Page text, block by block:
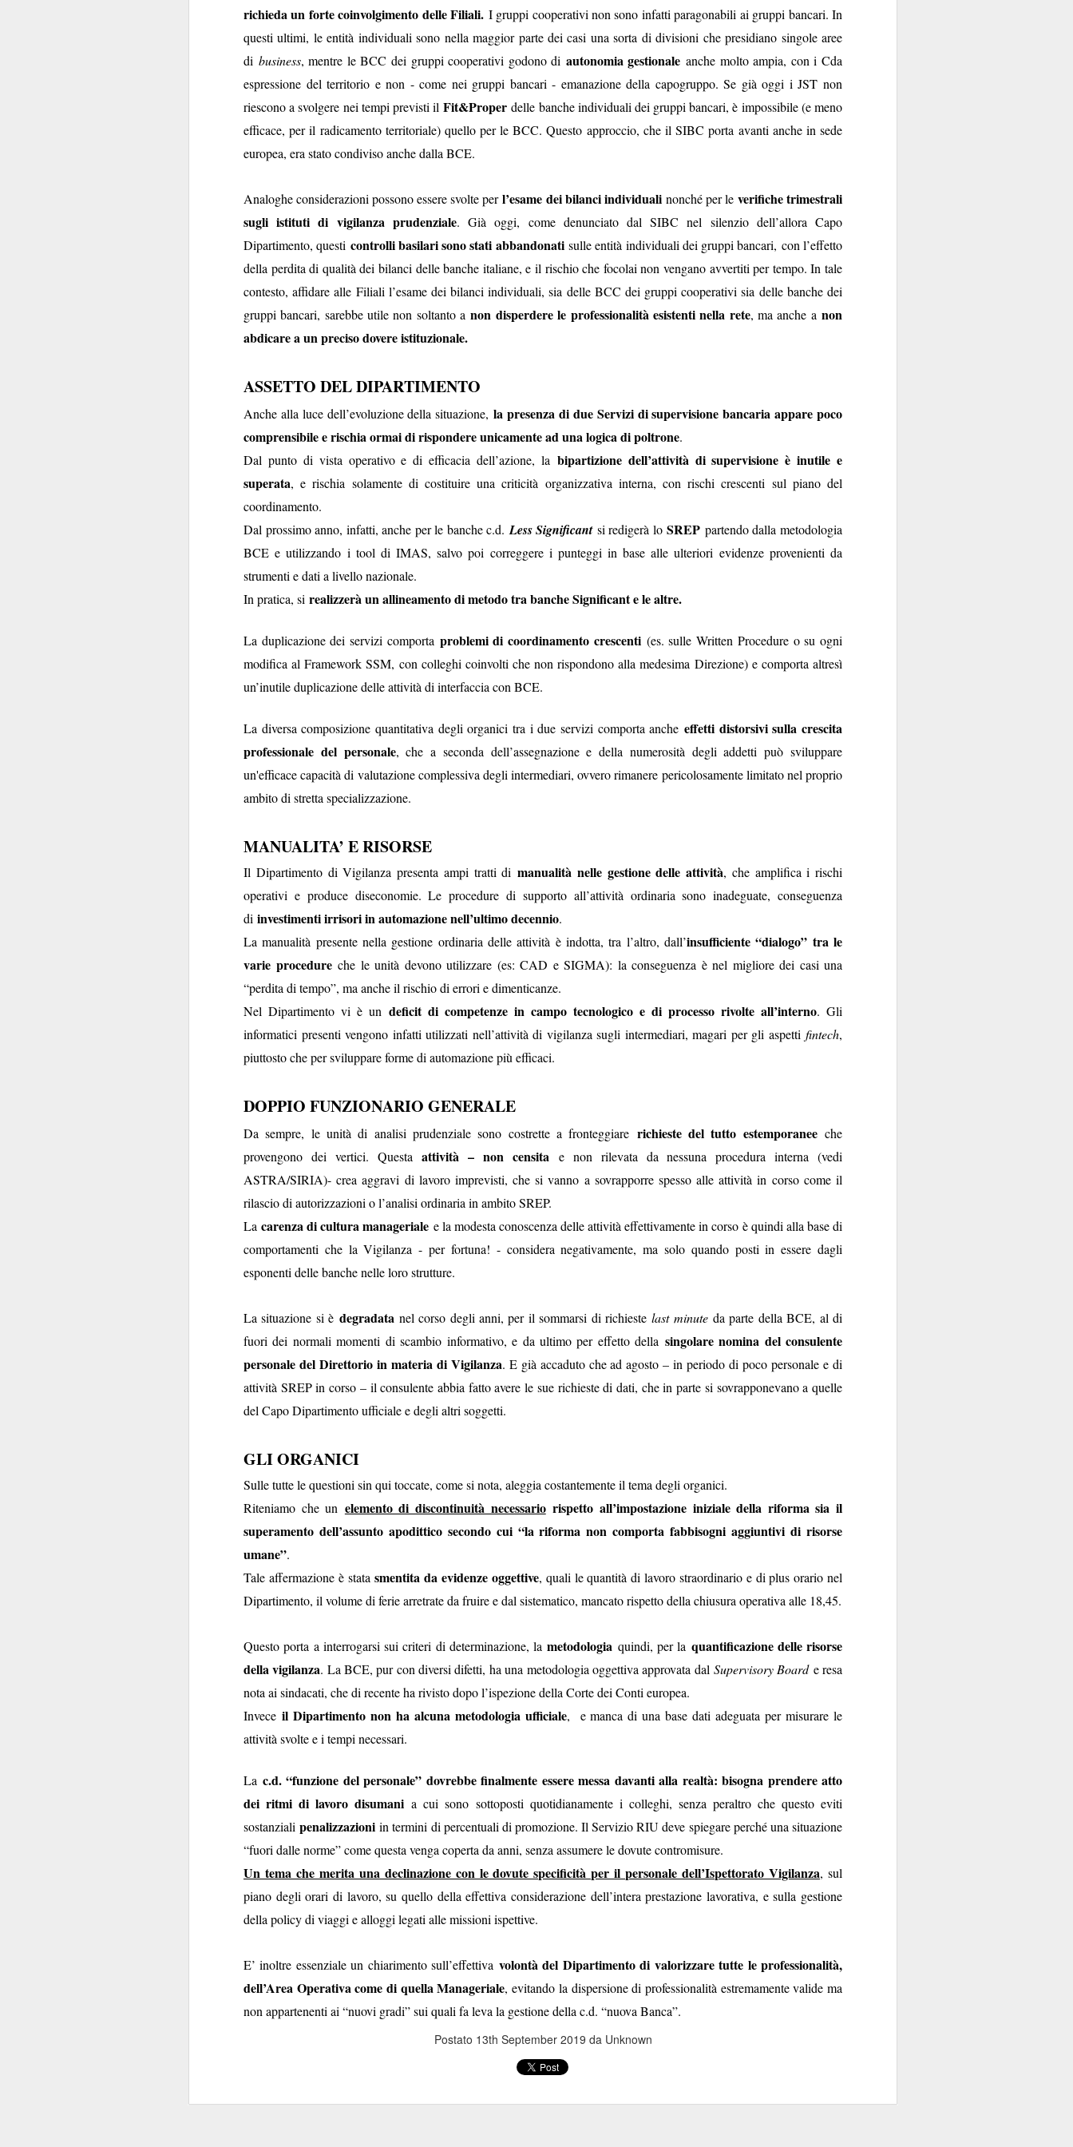
richieda un forte coinvolgimento delle Filiali. I gruppi cooperativi non sono infatti paragonabili ai gruppi bancari. In
questi ultimi, le entità individuali sono nella maggior parte dei casi una sorta di divisioni che presidiano singole aree
di business, mentre le BCC dei gruppi cooperativi godono di autonomia gestionale anche molto ampia, con i Cda
espressione del territorio e non - come nei gruppi bancari - emanazione della capogruppo. Se già oggi i JST non
riescono a svolgere nei tempi previsti ilFit&Proper delle banche individuali dei gruppi bancari, è impossibile (e meno
efficace, per il radicamento territoriale) quello per le BCC. Questo approccio, che il SIBC porta avanti anche in sede
europea, era stato condiviso anche dalla BCE.
Analoghe considerazioni possono essere svolte perl’esame dei bilanci individualinonché per le verifiche trimestrali
sugli istituti di vigilanza prudenziale. Già oggi, come denunciato dal SIBC nel silenzio dell’allora Capo
Dipartimento, questi controlli basilari sono stati abbandonatisulle entità individuali dei gruppi bancari, con l’effetto
della perdita di qualità dei bilanci delle banche italiane, e il rischio che focolai non vengano avvertiti per tempo. In tale
contesto, affidare alle Filiali l’esame dei bilanci individuali, sia delle BCC dei gruppi cooperativi sia delle banche dei
gruppi bancari, sarebbe utile non soltanto anon disperdere le professionalità esistenti nella rete, ma anche anon
abdicare a un preciso dovere istituzionale.
ASSETTO DEL DIPARTIMENTO
Anche alla luce dell’evoluzione della situazione,la presenza di due Servizi di supervisione bancaria appare poco
comprensibile e rischia ormai di rispondere unicamente ad una logica di poltrone.
Dal punto di vista operativo e di efficacia dell’azione, la bipartizione dell’attività di supervisione è inutile e
superata, e rischia solamente di costituire una criticità organizzativa interna, con rischi crescenti sul piano del
coordinamento.
Dal prossimo anno, infatti, anche per le banche c.d. Less Significant si redigerà loSREP partendo dalla metodologia
BCE e utilizzando i tool di IMAS, salvo poi correggere i punteggi in base alle ulteriori evidenze provenienti da
strumenti e dati a livello nazionale.
In pratica, si realizzerà un allineamento di metodo tra banche Significant e le altre.
La duplicazione dei servizi comporta problemi di coordinamento crescenti(es. sulle Written Procedure o su ogni
modifica al Framework SSM, con colleghi coinvolti che non rispondono alla medesima Direzione) e comporta altresì
un’inutile duplicazione delle attività di interfaccia con BCE.
La diversa composizione quantitativa degli organici tra i due servizi comporta anche effetti distorsivi sulla crescita
professionale del personale, che a seconda dell’assegnazione e della numerosità degli addetti può sviluppare
un'efficace capacità di valutazione complessiva degli intermediari, ovvero rimanere pericolosamente limitato nel proprio
ambito di stretta specializzazione.
MANUALITA’ E RISORSE
Il Dipartimento di Vigilanza presenta ampi tratti di manualità nelle gestione delle attività, che amplifica i rischi
operativi e produce diseconomie. Le procedure di supporto all’attività ordinaria sono inadeguate, conseguenza
di investimenti irrisori in automazione nell’ultimo decennio.
La manualità presente nella gestione ordinaria delle attività è indotta, tra l’altro, dall’insufficiente “dialogo” tra le
varie procedureche le unità devono utilizzare (es: CAD e SIGMA): la conseguenza è nel migliore dei casi una
“perdita di tempo”, ma anche il rischio di errori e dimenticanze.
Nel Dipartimento vi è un deficit di competenze in campo tecnologico e di processo rivolte all’interno. Gli
informatici presenti vengono infatti utilizzati nell’attività di vigilanza sugli intermediari, magari per gli aspetti fintech,
piuttosto che per sviluppare forme di automazione più efficaci.
DOPPIO FUNZIONARIO GENERALE
Da sempre, le unità di analisi prudenziale sono costrette a fronteggiare richieste del tutto estemporaneeche
provengono dei vertici. Questaattività – non censita e non rilevata da nessuna procedura interna (vedi
ASTRA/SIRIA)- crea aggravi di lavoro imprevisti, che si vanno a sovrapporre spesso alle attività in corso come il
rilascio di autorizzazioni o l’analisi ordinaria in ambito SREP.
Lacarenza di cultura manageriale e la modesta conoscenza delle attività effettivamente in corso è quindi alla base di
comportamenti che la Vigilanza - per fortuna! - considera negativamente, ma solo quando posti in essere dagli
esponenti delle banche nelle loro strutture.
La situazione si è degradata nel corso degli anni, per il sommarsi di richiestelast minuteda parte della BCE, al di
fuori dei normali momenti di scambio informativo, e da ultimo per effetto della singolare nomina del consulente
personale del Direttorio in materia di Vigilanza. E già accaduto che ad agosto – in periodo di poco personale e di
attività SREP in corso – il consulente abbia fatto avere le sue richieste di dati, che in parte si sovrapponevano a quelle
del Capo Dipartimento ufficiale e degli altri soggetti.
GLI ORGANICI
Sulle tutte le questioni sin qui toccate, come si nota, aleggia costantemente il tema degli organici.
Riteniamo che un elemento di discontinuità necessariorispetto all’impostazione iniziale della riforma sia il
superamento dell’assunto apodittico secondo cui “la riforma non comporta fabbisogni aggiuntivi di risorse
umane”.
Tale affermazione è statasmentita da evidenze oggettive, quali le quantità di lavoro straordinario e di plus orario nel
Dipartimento, il volume di ferie arretrate da fruire e dal sistematico, mancato rispetto della chiusura operativa alle 18,45.
Questo porta a interrogarsi sui criteri di determinazione, lametodologia quindi, per la quantificazione delle risorse
della vigilanza. La BCE, pur con diversi difetti, ha una metodologia oggettiva approvata dal Supervisory Board e resa
nota ai sindacati, che di recente ha rivisto dopo l’ispezione della Corte dei Conti europea.
Invece il Dipartimento non ha alcuna metodologia ufficiale, e manca di una base dati adeguata per misurare le
attività svolte e i tempi necessari.
La c.d. “funzione del personale” dovrebbe finalmente essere messa davanti alla realtà: bisogna prendere atto
dei ritmi di lavoro disumani a cui sono sottoposti quotidianamente i colleghi, senza peraltro che questo eviti
sostanzialipenalizzazioni in termini di percentuali di promozione. Il Servizio RIU deve spiegare perché una situazione
“fuori dalle norme” come questa venga coperta da anni, senza assumere le dovute contromisure.
Un tema che merita una declinazione con le dovute specificità per il personale dell’Ispettorato Vigilanza, sul
piano degli orari di lavoro, su quello della effettiva considerazione dell’intera prestazione lavorativa, e sulla gestione
della policy di viaggi e alloggi legati alle missioni ispettive.
E’ inoltre essenziale un chiarimento sull’effettiva volontà del Dipartimento di valorizzare tutte le professionalità,
dell’Area Operativa come di quella Manageriale, evitando la dispersione di professionalità estremamente valide ma
non appartenenti ai “nuovi gradi” sui quali fa leva la gestione della c.d. “nuova Banca”.
Postato 13th September 2019 da Unknown
della patria”: cariche politiche a tutti gli effetti, con sottintesivincoli reciprocifra le parti contraenti.
La commistione è quindi biunivoca , a 360 gradi. E l’indipendenza diventa una parvenza per anime belle. Il
silenzio di queste settimane nasconderebbe quindi un'attenzione totale a tutt'altro, tipo valutare in extremis come
"
", per non essere tagliati fuori da nomine future: insomma, il vero lavoro
che si fa con gusto a certi
livelli.Delle carriere del personale gli interessa poco, se il 25 settembre è a rischio la loro.
Comunque la pensiate, buon voto a tutti.
WELFARE - LE CIAMBELLE SENZA BUCHING
WelfareLe ciambelle senza
Buching
Il groviglio di interessi sull'assicurazione
Non tutte le ciambelle riescono col buco (al massimo, col buching).La
Banca poteva sperare che nessuno si accorgesse che la versione di
Booking.com sbandierata sul portale welfare fosse una
versione praticamentefake, e le è andata male. Poteva sperare che ad
favori
, e con il SIBC le va malissimo. Poteva sperare che, preda della
calura estiva, ci bevessimo le storielle della mail ferragostana che ci è stata
inviata, e invece non solo non ce le siamo bevute, ma
contestualmentepersinoBechis(!) ha per una volta evidenziato il
trappola e costi addirittura superiori a quelli medi praticati sul
mercato”),mettendo anche in luce un fatto importante.
Costretta a riconoscere, nella sua lettera di risposta, che “
il portale Booking
è stato inserito” sul sito Eudaimon “
è stata voluta dal SIBC e (poche) Organizzazioni sindacali. La
il vero Booking
suo specchio poco
fedele, in termini di prezzi, varietà di soluzioni, condizioni di recesso, obbligo diassicurazione. Uno specchio
intermediato da una società chiamata Tantosvago.
A volersi svagare un po’ pure noi, il testo della Banca è esilarante per le espressioni studiatamente melliflue
il portale ha alcune peculiarità che qualificano l’offerta”: peccato che
peculiarità come prezzi più alti, cancellazioni più onerose, obbligo di assicurazione
“squalificano” l’offerta.
Attenzione poi a questa frase: “la società Tantosvago curaesclusivamente l’integrazione tecnica tra l’offerta di
Eudaimon e Booking”. Siamo un Paese parecchio malmesso, se ancora non abbiamo capito che
tassa di cancellazione, l’assicurazione obbligatoria, l’applicazione di tempi e penalità di cancellazione diverse da
quelle di Booking, la scelta tra un numero di strutture molto inferiore a quella di Booking ufficiale.
Al di là di queste ammissioni, c’è poi la parte che immaginiamo sia stata scritta direttamente da Tantosvago,
perché se l’avesse scritta la Banca sarebbe inquietante:
“la dinamicità dei prezzi presentisul portale risente delle prassi di mercato che consentono agli operatori di
variare la propria offerta”; ma nessuno ha mai contestato la “dinamicità” dei prezzi, ma la loro sistematica
“superiorità”, e non per pochi spiccioli, rispetto a Booking;
l’assicurazione obbligatoria è utile
dalla cancellazione, ma questo non lo dicono). Che sia “utile”, è sicuro, ma a
concedevouchera tempo determinato su offerte limitate e
onerose.
A chiusura, l'ecumenica rassicurazione che “
la Banca verifica
trimestralmente, incontra il contraente per definire, ove
santa pace, ci volete dire con
ca costante”? Sono state assunte
, la indica l’articolo di Bechis
l'assicurazione
obbligatoria impostaper i viaggi prenotati sul portale del welfare della Banca d’Italiaè quella di UnipolSai. E
assicurativa…Adesso è UnipolSai ad avere in mano uno strumento del welfare aziendale dei dipendenti della
Banca d'Italia che obbliga per i viaggi ad essere assicurati proprio con la stessacompagnia che è vigilata
dall’IVASS
… parzialmente integrata con la Banca d’Italia”.
Insomma, un bel groviglio di interessi, che potrebbe anche spiegare perché una difesa tanto risoluta di
Tantosvago, e perché certi silenzi sul tema di soggetti altrimenti ciarlieri, pensando agliambienti politico-
sindacaliche tradizionalmente hanno sempre espresso i vertici di Unipol, ambienti perfettamente
Una coincidenza, ovviamente, come quella checane non mangia cane .
Postato 17th September 2022 da Unknown